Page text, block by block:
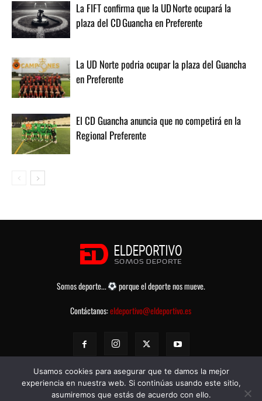
La FIFT confirma que la UD Norte ocupará la
plaza del CD Guancha en Preferente
La UD Norte podria ocupar la plaza del Guancha
en Preferente
El CD Guancha anuncia que no competirá en la
Regional Preferente
Somos deporte...
porque el deporte nos mueve.
Contáctanos:eldeportivo@eldeportivo.es
Usamos cookies para asegurar que te damos la mejor
experiencia en nuestra web. Si continúas usando este sitio,
asumiremos que estás de acuerdo con ello.